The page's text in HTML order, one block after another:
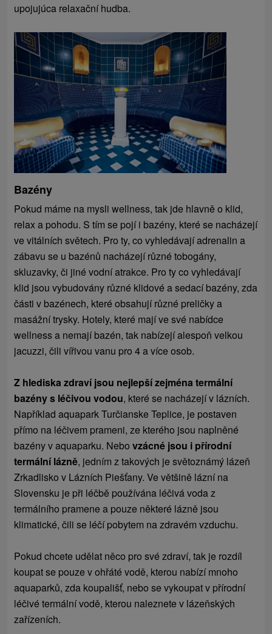
upojujúca relaxační hudba.
Bazény
Pokud máme na mysli wellness, tak jde hlavně o klid,
relax a pohodu. S tím se pojí i bazény, které se nacházejí
ve vitálních světech. Pro ty, co vyhledávají adrenalin a
zábavu se u bazénů nacházejí různé tobogány,
skluzavky, či jiné vodní atrakce. Pro ty co vyhledávají
klid jsou vybudovány různé klidové a sedací bazény, zda
části v bazénech, které obsahují různé preličky a
masážní trysky. Hotely, které mají ve své nabídce
wellness a nemají bazén, tak nabízejí alespoň velkou
jacuzzi, čili vířivou vanu pro 4 a více osob.
Z hlediska zdraví jsou nejlepší zejména termální
bazény s léčivou vodou, které se nacházejí v lázních.
Například aquapark Turčianske Teplice, je postaven
přímo na léčivem prameni, ze kterého jsou naplněné
bazény v aquaparku. Nebovzácné jsou i přírodní
termální lázně, jedním z takových je světoznámý lázeň
Zrkadlisko v Lázních Piešťany. Ve většině lázní na
Slovensku je při léčbě používána léčivá voda z
termálního pramene a pouze některé lázně jsou
klimatické, čili se léčí pobytem na zdravém vzduchu.
Pokud chcete udělat něco pro své zdraví, tak je rozdíl
koupat se pouze v ohřáté vodě, kterou nabízí mnoho
aquaparků, zda koupališť, nebo se vykoupat v přírodní
léčivé termální vodě, kterou naleznete v lázeňských
zařízeních.